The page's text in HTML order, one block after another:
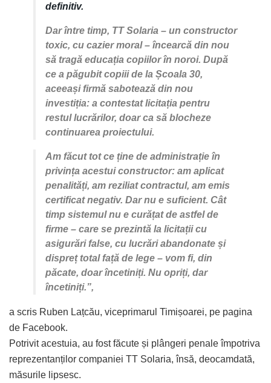
definitiv.
Dar între timp, TT Solaria – un constructor
toxic, cu cazier moral – încearcă din nou
să tragă educația copiilor în noroi. După
ce a păgubit copiii de la Școala 30,
aceeași firmă sabotează din nou
investiția: a contestat licitația pentru
restul lucrărilor, doar ca să blocheze
continuarea proiectului.
Am făcut tot ce ține de administrație în
privința acestui constructor: am aplicat
penalități, am reziliat contractul, am emis
certificat negativ. Dar nu e suficient. Cât
timp sistemul nu e curățat de astfel de
firme – care se prezintă la licitații cu
asigurări false, cu lucrări abandonate și
dispreț total față de lege – vom fi, din
păcate, doar încetiniți. Nu opriți, dar
încetiniți.”,
a scris Ruben Lațcău, viceprimarul Timișoarei, pe pagina
de Facebook.
Potrivit acestuia, au fost făcute și plângeri penale împotriva
reprezentanților companiei TT Solaria, însă, deocamdată,
măsurile lipsesc.